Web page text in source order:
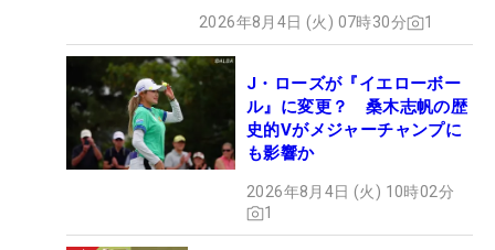
2026年8月4日 (火) 07時30分 1
J・ローズが『イエローボー
ル』に変更？ 桑木志帆の歴
史的Vがメジャーチャンプに
も影響か
2026年8月4日 (火) 10時02分
1